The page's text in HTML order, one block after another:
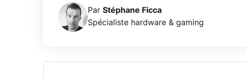
Par Stéphane Ficca
Spécialiste hardware & gaming